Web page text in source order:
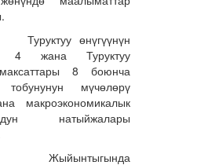
өнүгүүнүн
4 жана Туруктуу
8 боюнча
тобунунун мүчөлөрү
макроэкономикалык
натыйжалары